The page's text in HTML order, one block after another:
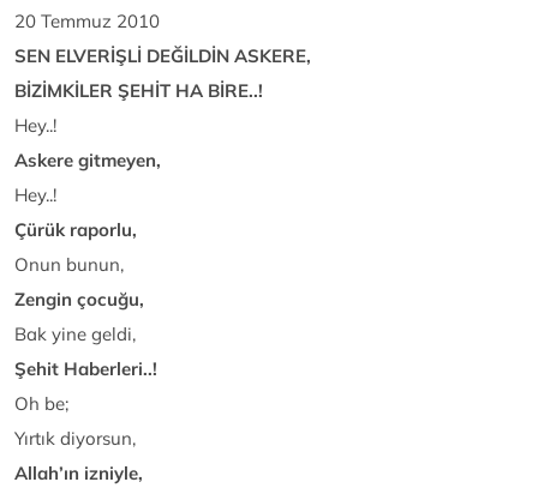
20 Temmuz 2010
SEN ELVERİŞLİ DEĞİLDİN ASKERE,
BİZİMKİLER ŞEHİT HA BİRE..!
Hey..!
Askere gitmeyen,
Hey..!
Çürük raporlu,
Onun bunun,
Zengin çocuğu,
Bak yine geldi,
Şehit Haberleri..!
Oh be;
Yırtık diyorsun,
Allah’ın izniyle,